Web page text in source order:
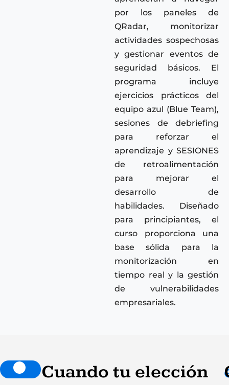
por los paneles de
QRadar, monitorizar
actividades sospechosas
y gestionar eventos de
seguridad básicos. El
programa incluye
ejercicios prácticos del
equipo azul (Blue Team),
sesiones de debriefing
para reforzar el
aprendizaje y SESIONES
de retroalimentación
para mejorar el
desarrollo de
habilidades. Diseñado
para principiantes, el
curso proporciona una
base sólida para la
monitorización en
tiempo real y la gestión
de vulnerabilidades
empresariales.
Cuando tu elección